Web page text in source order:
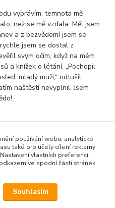
vyprávím, temnota mě
než se mě vzdala. Měl jsem
a z bezvědomí jsem se
jsem se dostal z
svým očím, když na mém
a knížek o létání. „Pochopil
mladý muži,“ odtušil
naštěstí nevyplnil. Jsem
používání webu, analytické
také pro účely cílení reklamy
vlastních preferencí
ve spodní části stránek.
Souhlasím